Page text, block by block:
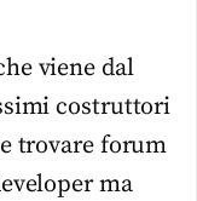
viene dal
costruttori
trovare forum
ma